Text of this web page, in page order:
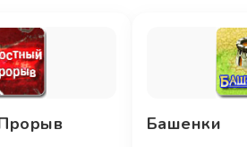
Башенки